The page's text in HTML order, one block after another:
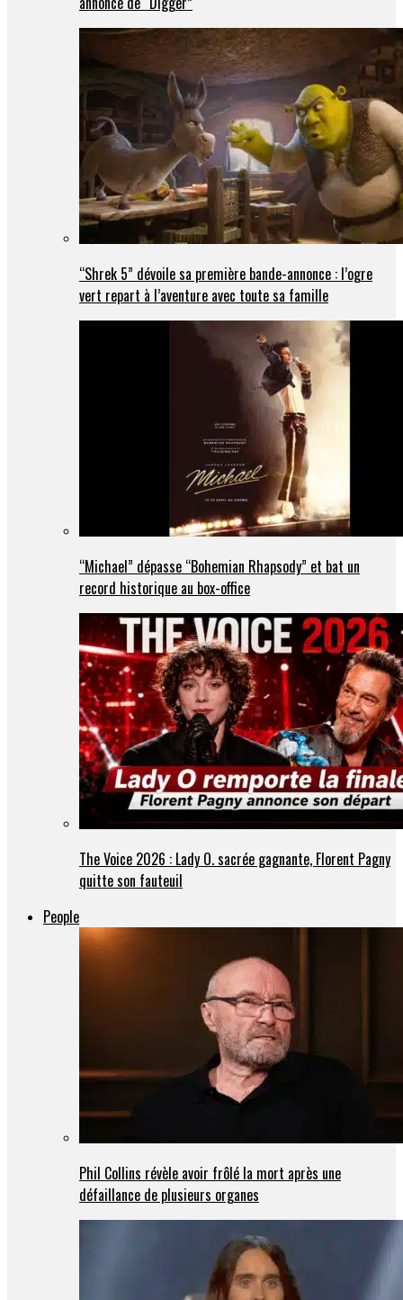
“Shrek 5” dévoile sa première bande-annonce : l’ogre
vert repart à l’aventure avec toute sa famille
“Michael” dépasse “Bohemian Rhapsody” et bat un
record historique au box-office
The Voice 2026 : Lady O. sacrée gagnante, Florent Pagny
quitte son fauteuil
People
Phil Collins révèle avoir frôlé la mort après une
défaillance de plusieurs organes